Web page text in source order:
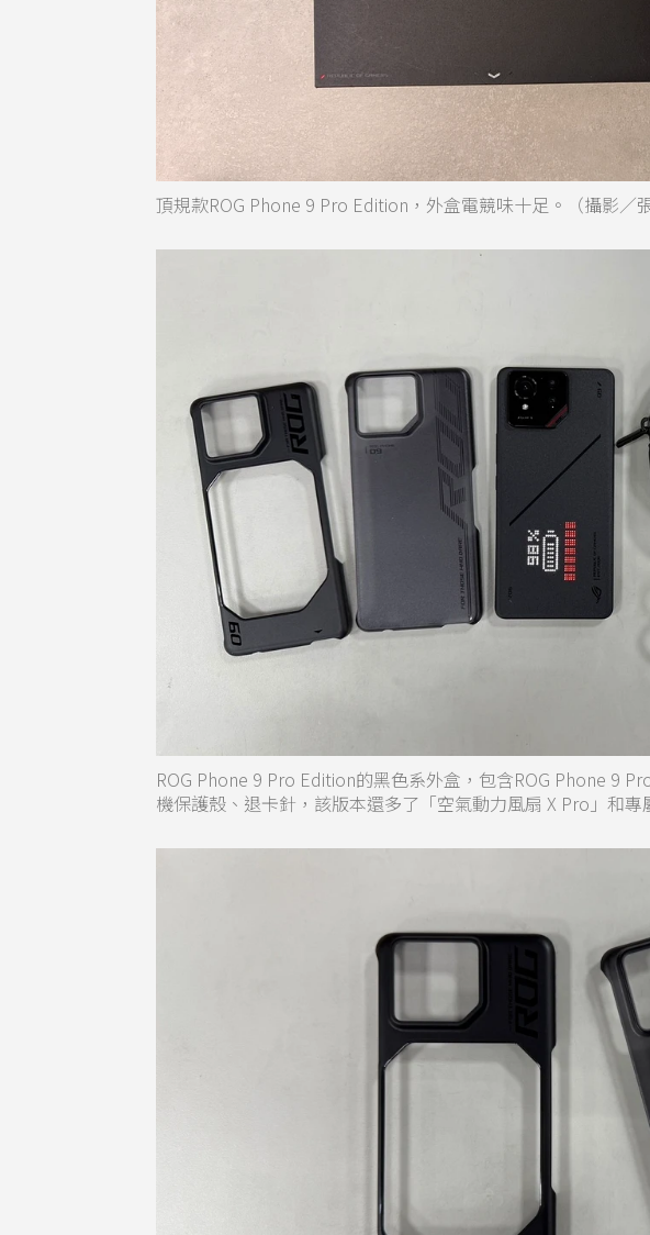
頂規款ROG Phone 9 Pro Edition，外盒電競味十足。（攝影／張
ROG Phone 9 Pro Edition的黑色系外盒，包含ROG Phone 9
機保護殼、退卡針，該版本還多了「空氣動力風扇 X Pro」和專